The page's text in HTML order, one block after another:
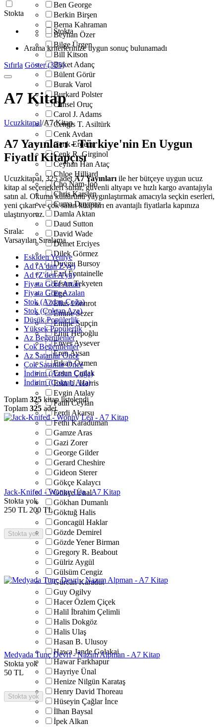
Ben George
Berkin Birşen
Berna Kahraman
Beyhan Özer
Bilge Ürgen
Bill Kitson
Buket Adanç
Bülent Görür
Burak Varol
Burkard Polster
Cansel Oruç
Carol J. Adams
Cengis T. Asiltürk
Cenk Avdan
Cenk Erdem
Cenk R. Girginol
Ceyhan Han Ataç
Chloe Hilliard
Cho Nam-Joo
Chris Karsten
Cuma Duymaz
Damla Aktan
Daud Sutton
David Wade
Demet Erciyes
Dilek Görmez
Duygu Bursoy
Earl Fontainelle
Efsun Tekyeten
Ege
Elias Lönnrot
Emine Sezer
Emine Supçin
Emir Hepoğlu
Enver Aysever
Eren Aysan
Erkan Özmen
Ersun Çıplak
Esin U. Harris
Evgin Atalay
Fatih Ceylan
Ferdi Akarsu
Fethi Karaduman
Gamze Aras
Gazi Zorer
George Gilder
Gerard Cheshire
Gideon Sterer
Gökçe Kalaycı
Gökçe Ünal
Gökhan Dumanlı
Göktuğ Halis
Goncagül Haklar
Gözde Demirel
Gözde Yener Birman
Gregory R. Beabout
Gülriz Aygül
Gülsüm Cengiz
Gürcan Karadut
Guy Ogilvy
Hacer Özlem Çiçek
Halil İbrahim Çelimli
Halis Dokgöz
Halis Ulaş
Hasan B. Ulusoy
Hawa Jande Golakai
Hawar Farkhapur
Hayriye Ünal
Henize Nilgün Karataş
Henry David Thoreau
Hüseyin Çağlar İnce
İlhan Baysal
İpek Alkan
Stokta
Stokta
Arama kriterlerinize uygun sonuç bulunamadı
Sıfırla Göster (325)
A7 Kitap
Ucuzkitapal/A7 Kitap
A7 Yayınları - Türkiye'nin En Uygun
Fiyatlı Kitapçısı
Ucuzkitapal, 325 adet A7 Yayınları ile her bütçeye uygun ucuz
kitap al seçenekleri sunar, güvenli altyapı ve hızlı kargo avantajıyla
satın al. Okuma kültürünü yaygınlaştırmak amacıyla seçkin eserleri,
yeni çıkan ve çok satan kitapları en avantajlı fiyatlarla kapınıza
ulaştırıyoruz.
Sırala:
Varsayılan Sıralama
Eskiden Yeniye
Ad (A'dan Z'ye)
Ad (Z'den A'ya)
Fiyata Göre Artan
Fiyata Göre Azalan
Stok (Azdan Çoğa)
Stok (Çoktan Aza)
Düşük Popülerlik
Yüksek Popülerlik
Az Beğenilenler
Çok Beğenilenler
Az Satanlar Önce
Çok Satanlar Önce
İndirim (Azdan Çoğa)
İndirim (Çoktan Aza)
Toplam 325 kitap listelendi
Toplam 325 adet
Jack-Knifed - Wonny Lea - A7 Kitap
Stokta yok
250 TL 200 TL
Stokta yok
Medyada Tunç Devri - Nazım Alpman - A7 Kitap
Stokta yok
50 TL
Stokta yok